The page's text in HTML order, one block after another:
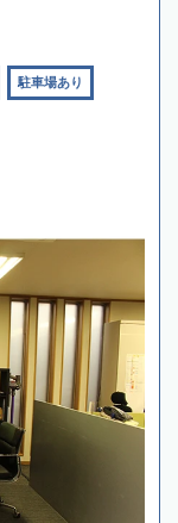
駐車場あり